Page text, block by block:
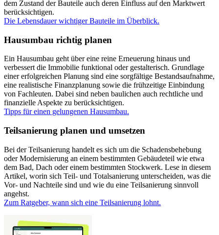
dem Zustand der Bauteile auch deren Einfluss auf den Marktwert
berücksichtigen.
Die Lebensdauer wichtiger Bauteile im Überblick.
Hausumbau richtig planen
Ein Hausumbau geht über eine reine Erneuerung hinaus und
verbessert die Immobilie funktional oder gestalterisch. Grundlage
einer erfolgreichen Planung sind eine sorgfältige Bestandsaufnahme,
eine realistische Finanzplanung sowie die frühzeitige Einbindung
von Fachleuten. Dabei sind neben baulichen auch rechtliche und
finanzielle Aspekte zu berücksichtigen.
Tipps für einen gelungenen Hausumbau.
Teilsanierung planen und umsetzen
Bei der Teilsanierung handelt es sich um die Schadensbehebung
oder Modernisierung an einem bestimmten Gebäudeteil wie etwa
dem Bad, Dach oder einem bestimmten Stockwerk. Lese in diesem
Artikel, worin sich Teil- und Totalsanierung unterscheiden, was die
Vor- und Nachteile sind und wie du eine Teilsanierung sinnvoll
angehst.
Zum Ratgeber, wann sich eine Teilsanierung lohnt.